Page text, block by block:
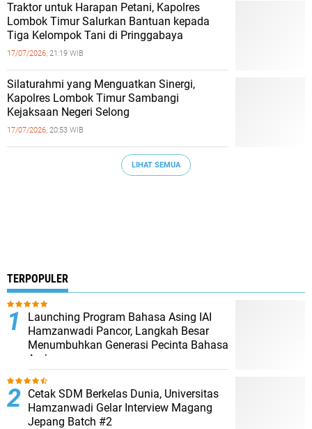
Traktor untuk Harapan Petani, Kapolres
Lombok Timur Salurkan Bantuan kepada
Tiga Kelompok Tani di Pringgabaya
17/07/2026, 21:19 WIB
Silaturahmi yang Menguatkan Sinergi,
Kapolres Lombok Timur Sambangi
Kejaksaan Negeri Selong
17/07/2026, 20:53 WIB
LIHAT SEMUA
TERPOPULER
Launching Program Bahasa Asing IAI
Hamzanwadi Pancor, Langkah Besar
Menumbuhkan Generasi Pecinta Bahasa
Arab
Cetak SDM Berkelas Dunia, Universitas
Hamzanwadi Gelar Interview Magang
Jepang Batch #2